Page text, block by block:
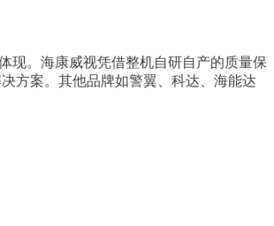
现。海康威视凭借整机自研自产的质量保
方案。其他品牌如警翼、科达、海能达